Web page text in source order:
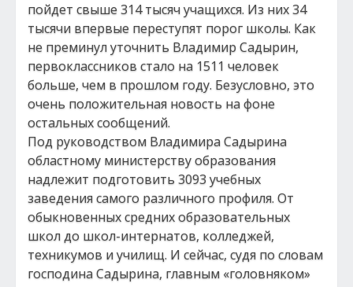
пойдет свыше 314 тысяч учащихся. Из них 34
тысячи впервые переступят порог школы. Как
не преминул уточнить Владимир Садырин,
первоклассников стало на 1511 человек
больше, чем в прошлом году. Безусловно, это
очень положительная новость на фоне
остальных сообщений.
Под руководством Владимира Садырина
областному министерству образования
надлежит подготовить 3093 учебных
заведения самого различного профиля. От
обыкновенных средних образовательных
школ до школ-интернатов, колледжей,
техникумов и училищ. И сейчас, судя по словам
господина Садырина, главным «головняком»